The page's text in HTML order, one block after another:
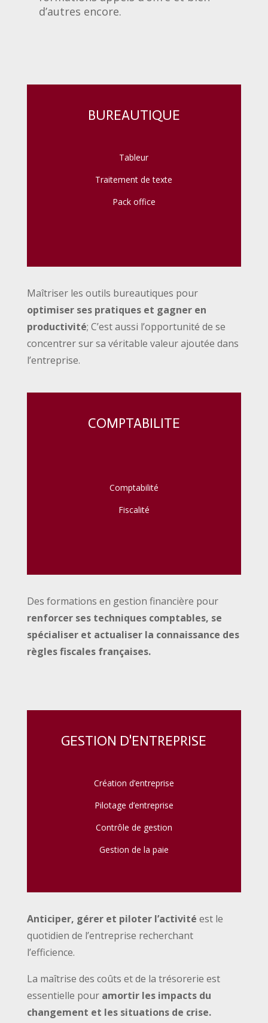
d’autres encore.
BUREAUTIQUE
Tableur
Traitement de texte
Pack office
Maîtriser les outils bureautiques pour
optimiser ses pratiques et gagner en
productivité; C’est aussi l’opportunité de se
concentrer sur sa véritable valeur ajoutée dans
l’entreprise.
COMPTABILITE
Comptabilité
Fiscalité
Des formations en gestion financière pour
renforcer ses techniques comptables, se
spécialiser et actualiser la connaissance des
règles fiscales françaises.
GESTION D'ENTREPRISE
Création d’entreprise
Pilotage d’entreprise
Contrôle de gestion
Gestion de la paie
Anticiper, gérer et piloter l’activité est le
quotidien de l’entreprise recherchant
l’efficience.
La maîtrise des coûts et de la trésorerie est
essentielle pour amortir les impacts du
changement et les situations de crise.